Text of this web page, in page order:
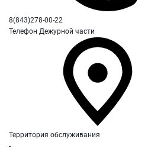
8(843)278-00-22
Телефон Дежурной части
Территория обслуживания
-